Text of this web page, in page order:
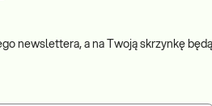
newslettera, a na Twoją skrzynkę